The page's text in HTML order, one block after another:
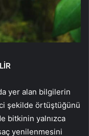
yer alan bilgilerin
şekilde örtüştüğünü
bitkinin yalnızca
yenilenmesini